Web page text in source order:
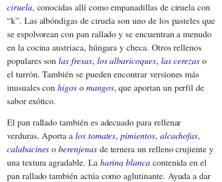
ciruela, conocidas allí como empanadillas de ciruela con
“k”. Las albóndigas de ciruela son uno de los pasteles que
se espolvorean con pan rallado y se encuentran a menudo
en la cocina austriaca, húngara y checa. Otros rellenos
populares sonlas fresas, los albaricoques, las cerezas o
el turrón. También se pueden encontrar versiones más
inusuales conhigoso mangos, que aportan un perfil de
sabor exótico.
El pan rallado también es adecuado para rellenar
verduras. Aporta a los tomates,pimientos, alcachofas,
calabacines oberenjenasde ternera un relleno crujiente y
una textura agradable. La harina blancacontenida en el
pan rallado también actúa como aglutinante. Ayuda a dar